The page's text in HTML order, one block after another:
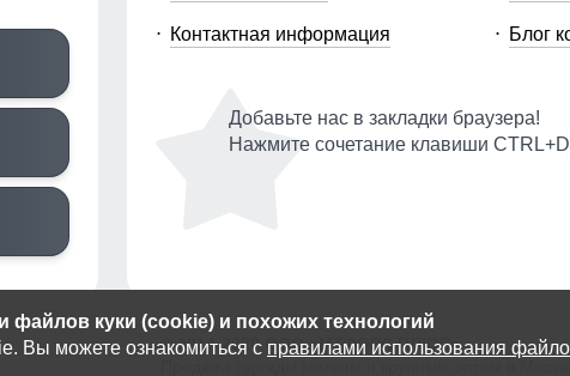
файлов куки (cookie) и похожих технологий
Вы можете ознакомиться с правилами использования
Контактная информация Блог
Добавьте нас в закладки браузера!
Нажмите сочетание клавиши CTRL+D
© 2014-2026 ООО «МТФОРС ПЛЮС»